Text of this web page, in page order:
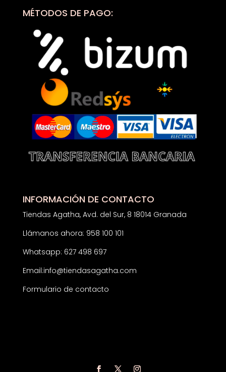
MÉTODOS DE PAGO:
INFORMACIÓN DE CONTACTO
Tiendas Agatha, Avd. del Sur, 8 18014 Granada
Llámanos ahora: 958 100 101
Whatsapp: 627 498 697
Email:info@tiendasagatha.com
Formulario de contacto